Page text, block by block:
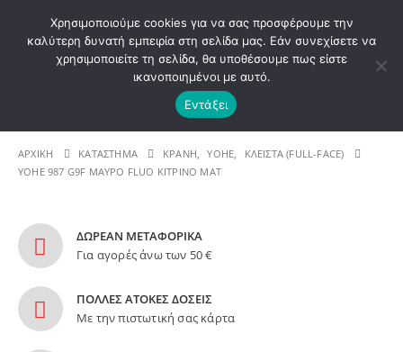
ΚΑΛΩΣ ΗΡΘΑΤΕ ΣΤΟ E-SHOP ΜΟΤΟ ΠΗΓΑΣΟΣ !
| E - mail: info@motopegasus.com |
ΑΡΧΙΚΉ ΚΑΤΆΣΤΗΜΑ ΚΡΑΝΗ, YOHE,
ΚΛΕΙΣΤΑ (FULL-FACE)
YOHE 987 G9F ΜΑΥΡΟ FLUO ΚΙΤΡΙΝΟ ΜΑΤ
ΔΩΡΕΑΝ ΜΕΤΑΦΟΡΙΚΑ
Για αγορές άνω των 50 €
ΠΟΛΛΕΣ ΑΤΟΚΕΣ ΔΟΣΕΙΣ
Με την πιστωτική σας κάρτα
Χρησιμοποιούμε cookies για να σας προσφέρουμε την
καλύτερη δυνατή εμπειρία στη σελίδα μας. Εάν συνεχίσετε να
χρησιμοποιείτε τη σελίδα, θα υποθέσουμε πως είστε
ικανοποιημένοι με αυτό.
Εντάξει